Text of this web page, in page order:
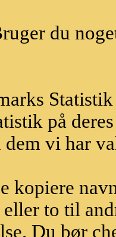
du
på
vi har
kopiere
to til
Du bør